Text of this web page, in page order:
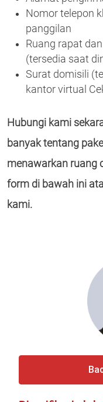
Nomor telepon
panggilan
Ruang rapat
(tersedia saat
Surat domisili
kantor virtual
Hubungi kami
banyak tentang
menawarkan ruang
form di bawah ini
kami.